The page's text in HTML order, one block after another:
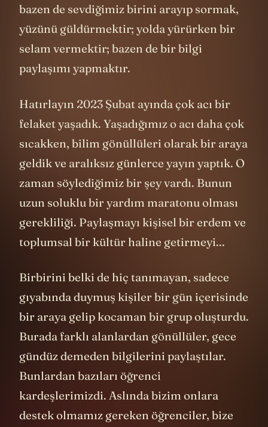
bazen de sevdiğimiz birini arayıp sormak,
yüzünü güldürmektir; yolda yürürken bir
selam vermektir; bazen de bir bilgi
paylaşımı yapmaktır.
Hatırlayın 2023 Şubat ayında çok acı bir
felaket yaşadık. Yaşadığımız o acı daha çok
sıcakken, bilim gönüllüleri olarak bir araya
geldik ve aralıksız günlerce yayın yaptık. O
zaman söylediğimiz bir şey vardı. Bunun
uzun soluklu bir yardım maratonu olması
gerekliliği. Paylaşmayı kişisel bir erdem ve
toplumsal bir kültür haline getirmeyi...
Birbirini belki de hiç tanımayan, sadece
gıyabında duymuş kişiler bir gün içerisinde
bir araya gelip kocaman bir grup oluşturdu.
Burada farklı alanlardan gönüllüler, gece
gündüz demeden bilgilerini paylaştılar.
Bunlardan bazıları öğrenci
kardeşlerimizdi. Aslında bizim onlara
destek olmamız gereken öğrenciler, bize